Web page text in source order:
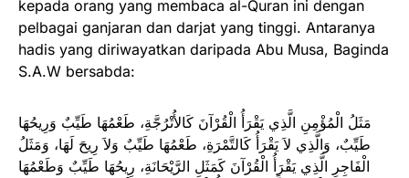
kepada orang yang membaca al-Quran ini dengan
pelbagai ganjaran dan darjat yang tinggi. Antaranya
hadis yang diriwayatkan daripada Abu Musa, Baginda
S.A.W bersabda:
مَثَلُ الْمُؤْمِنِ الَّذِي يَقْرَأُ الْقُرْآنَ كَالأُتْرُجَّةِ، طَعْمُهَا طَيِّبٌ وَرِيحُهَا
طَيِّبٌ، وَالَّذِي لاَ يَقْرَأُ كَالتَّمْرَةِ، طَعْمُهَا طَيِّبٌ وَلاَ رِيحَ لَهَا، وَمَثَلُ
الْفَاجِرِ الَّذِي يَقْرَأُ الْقُرْآنَ كَمَثَلِ الرَّيْحَانَةِ، رِيحُهَا طَيِّبٌ وَطَعْمُهَا